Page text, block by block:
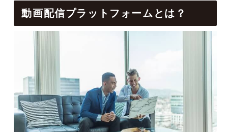
動画配信プラットフォームとは？